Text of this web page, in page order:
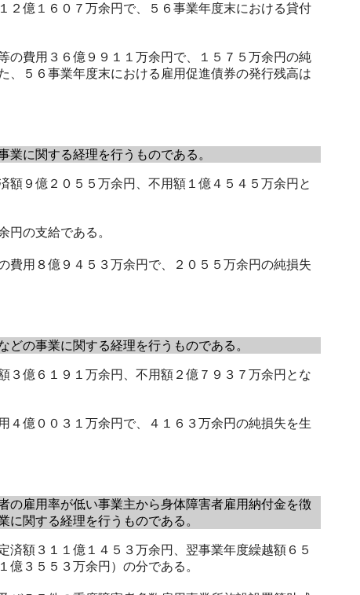
億１６０７万余円で、５６事業年度末における貸付
費用３６億９９１１万余円で、１５７５万余円の純
、５６事業年度末における雇用促進債券の発行残高は
に関する経理を行うものである。
９億２０５５万余円、不用額１億４５４５万余円と
の支給である。
用８億９４５３万余円で、２０５５万余円の純損失
の事業に関する経理を行うものである。
億６１９１万余円、不用額２億７９３７万余円とな
億００３１万余円で、４１６３万余円の純損失を生
雇用率が低い事業主から身体障害者雇用納付金を徴
関する経理を行うものである。
額３１１億１４５３万余円、翌事業年度繰越額６５
３５５３万余円）の分である。